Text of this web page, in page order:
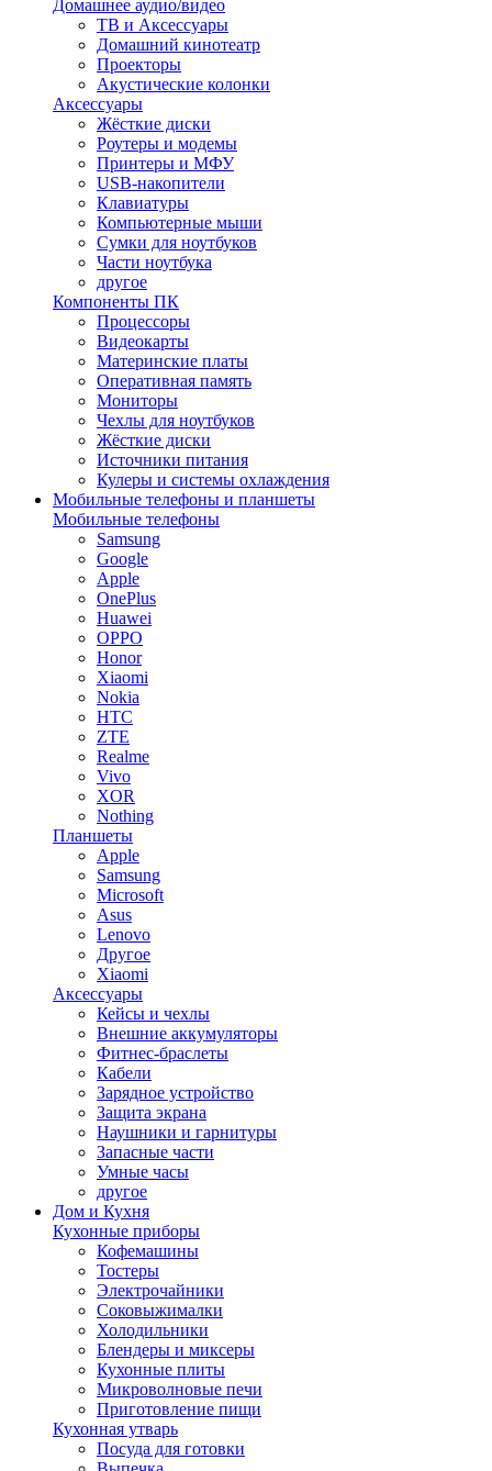
Домашнее аудио/видео
ТВ и Аксессуары
Домашний кинотеатр
Проекторы
Акустические колонки
Аксессуары
Жёсткие диски
Роутеры и модемы
Принтеры и МФУ
USB-накопители
Клавиатуры
Компьютерные мыши
Сумки для ноутбуков
Части ноутбука
другое
Компоненты ПК
Процессоры
Видеокарты
Материнские платы
Оперативная память
Мониторы
Чехлы для ноутбуков
Жёсткие диски
Источники питания
Кулеры и системы охлаждения
Мобильные телефоны и планшеты
Мобильные телефоны
Samsung
Google
Apple
OnePlus
Huawei
OPPO
Honor
Xiaomi
Nokia
HTC
ZTE
Realme
Vivo
XOR
Nothing
Планшеты
Apple
Samsung
Microsoft
Asus
Lenovo
Другое
Xiaomi
Аксессуары
Кейсы и чехлы
Внешние аккумуляторы
Фитнес-браслеты
Кабели
Зарядное устройство
Защита экрана
Наушники и гарнитуры
Запасные части
Умные часы
другое
Дом и Кухня
Кухонные приборы
Кофемашины
Тостеры
Электрочайники
Соковыжималки
Холодильники
Блендеры и миксеры
Кухонные плиты
Микроволновые печи
Приготовление пищи
Кухонная утварь
Посуда для готовки